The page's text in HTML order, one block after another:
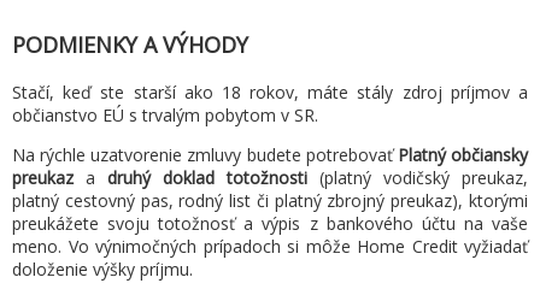
PODMIENKY A VÝHODY
Stačí, keď ste starší ako 18 rokov, máte stály zdroj príjmov a
občianstvo EÚ s trvalým pobytom v SR.
Na rýchle uzatvorenie zmluvy budete potrebovaťPlatný občiansky
preukaz a druhý doklad totožnosti (platný vodičský preukaz,
platný cestovný pas, rodný list či platný zbrojný preukaz), ktorými
preukážete svoju totožnosť a výpis z bankového účtu na vaše
meno. Vo výnimočných prípadoch si môže Home Credit vyžiadať
doloženie výšky príjmu.